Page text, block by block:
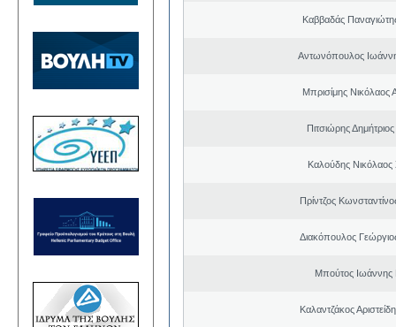
Καββαδάς
Αντωνόπουλος
Μπρισίμης Νικόλαος
Πιτσιώρης
Καλούδης Νικόλαος
Πρίντζος
Διακόπουλος
Μπούτος Ιωάννης
Καλαντζάκος